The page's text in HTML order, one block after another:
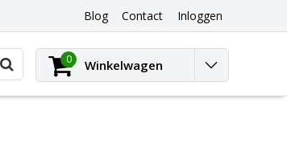
Blog Contact Inloggen
0 Winkelwagen